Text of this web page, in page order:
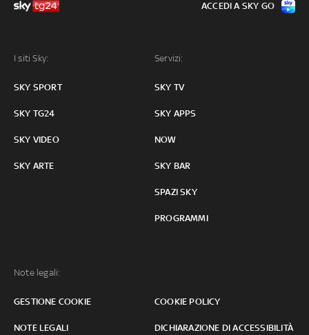
I siti Sky:
SKY SPORT
SKY TG24
SKY VIDEO
SKY ARTE
Servizi:
SKY TV
SKY APPS
NOW
SKY BAR
SPAZI SKY
PROGRAMMI
Note legali:
GESTIONE COOKIE COOKIE POLICY
NOTE LEGALI DICHIARAZIONE DI ACCESSIBILITÀ
ACCEDI A SKY GO